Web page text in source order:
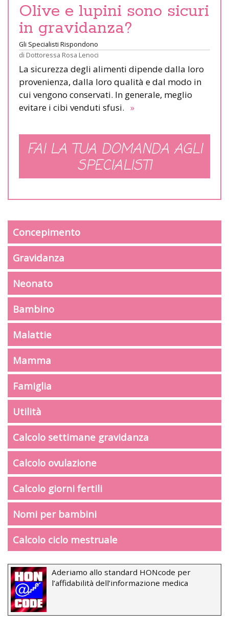
Olive e lupini sono sicuri
in gravidanza?
Gli Specialisti Rispondono
di Dottoressa Rosa Lenoci
La sicurezza degli alimenti dipende dalla loro
provenienza, dalla loro qualità e dal modo in
cui vengono conservati. In generale, meglio
evitare i cibi venduti sfusi. »
FAI LA TUA DOMANDA AGLI
SPECIALISTI
Concepimento
Gravidanza
Neonato
Bambino
Malattie
Mamma
Famiglia
Utilità
Calcolo settimane gravidanza
Calcolo ovulazione
Calcolo giorni fertili
Nomi per bambini
Calcolo ciclo mestruale
Aderiamo allo standard HONcode per
l’affidabilità dell’informazione medica